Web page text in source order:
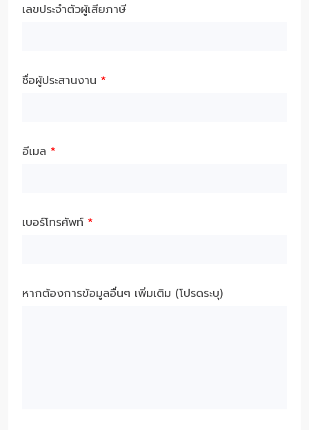
เลขประจำตัวผู้เสียภาษี
ชื่อผู้ประสานงาน *
อีเมล *
เบอร์โทรศัพท์ *
หากต้องการข้อมูลอื่นๆ เพิ่มเติม (โปรดระบุ)